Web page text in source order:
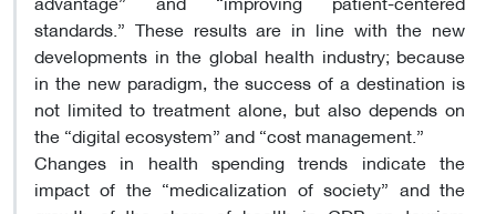
standards.” These results are in line with the new
developments in the global health industry; because
in the new paradigm, the success of a destination is
not limited to treatment alone, but also depends on
the “digital ecosystem” and “cost management.”
Changes in health spending trends indicate the
impact of the “medicalization of society” and the